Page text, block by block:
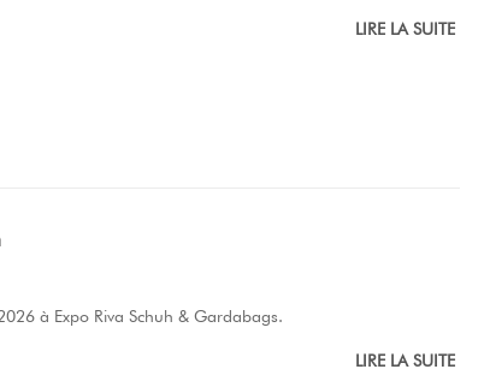
LIRE LA SUITE
à Expo Riva Schuh & Gardabags.
LIRE LA SUITE